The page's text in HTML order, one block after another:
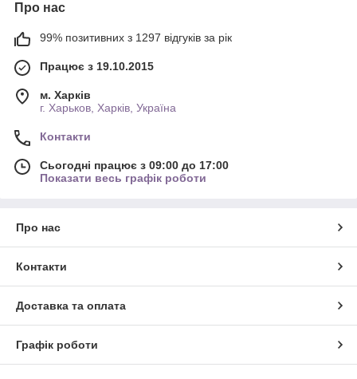
Про нас
99% позитивних з 1297 відгуків за рік
Працює з 19.10.2015
м. Харків
г. Харьков, Харків, Україна
Контакти
Сьогодні працює з 09:00 до 17:00
Показати весь графік роботи
Про нас
Контакти
Доставка та оплата
Графік роботи